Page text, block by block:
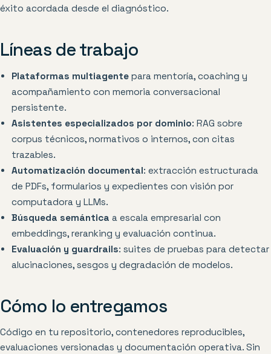
éxito acordada desde el diagnóstico.
Líneas de trabajo
Plataformas multiagentepara mentoría, coaching y
acompañamiento con memoria conversacional
persistente.
Asistentes especializados por dominio: RAG sobre
corpus técnicos, normativos o internos, con citas
trazables.
Automatización documental: extracción estructurada
de PDFs, formularios y expedientes con visión por
computadora y LLMs.
Búsqueda semántica a escala empresarial con
embeddings, reranking y evaluación continua.
Evaluación y guardrails: suites de pruebas para detectar
alucinaciones, sesgos y degradación de modelos.
Cómo lo entregamos
Código en tu repositorio, contenedores reproducibles,
evaluaciones versionadas y documentación operativa. Sin